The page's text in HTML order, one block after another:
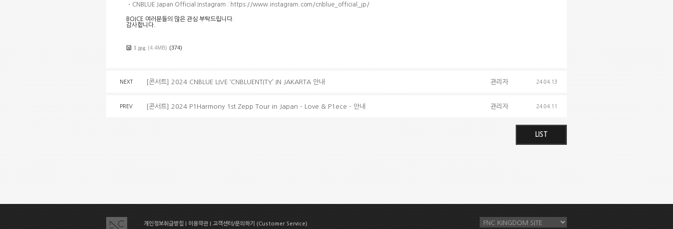
・ CNBLUE Japan Official Instagram : https://www.instagram.com/cnblue_official_jp/
BOICE 여러분들의 많은 관심 부탁드립니다
감사합니다
1.jpg (4.4MB) (374)
NEXT [콘서트] 2024 CNBLUE LIVE ‘CNBLUENTITY’ IN JAKARTA 안내 관리자 24.04.13
PREV [콘서트] 2024 P1Harmony 1st Zepp Tour in Japan - Love & P1ece - 안내 관리자 24.04.11
LIST
개인정보취급방침 이용약관 고객센터/문의하기 (Customer Service)